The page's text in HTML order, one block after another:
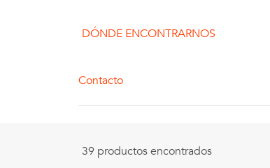
DÓNDE ENCONTRARNOS
Contacto
39 productos encontrados